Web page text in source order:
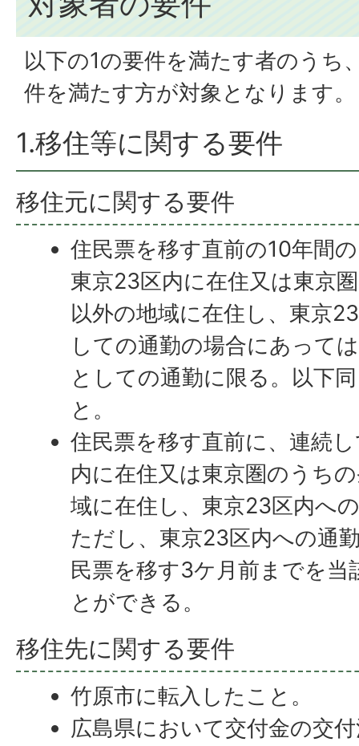
以下の1の要件を満たす者のうち
件を満たす方が対象となります。
1.移住等に関する要件
移住元に関する要件
住民票を移す直前の10年間
東京23区内に在住又は東京
以外の地域に在住し、東京
しての通勤の場合にあって
としての通勤に限る。以下
と。
住民票を移す直前に、連続
内に在住又は東京圏のうち
域に在住し、東京23区内へ
ただし、東京23区内への通
民票を移す3ケ月前までを当
とができる。
移住先に関する要件
竹原市に転入したこと。
広島県において交付金の交